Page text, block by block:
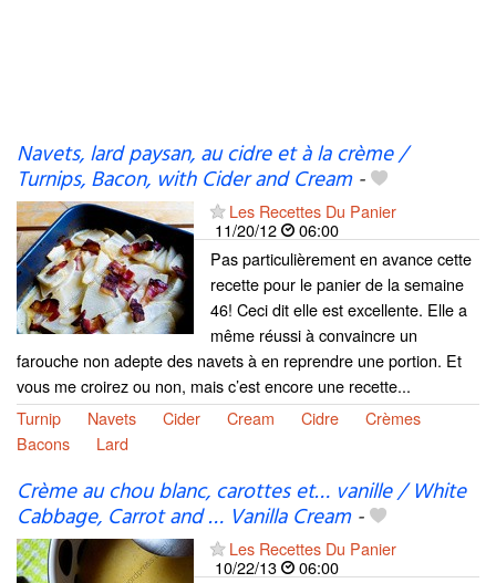
Navets, lard paysan, au cidre et à la crème /
Turnips, Bacon, with Cider and Cream-
Les Recettes Du Panier
11/20/12
06:00
Pas particulièrement en avance cette
recette pour le panier de la semaine
46! Ceci dit elle est excellente. Elle a
même réussi à convaincre un
farouche non adepte des navets à en reprendre une portion. Et
vous me croirez ou non, mais c’est encore une recette...
Turnip
Navets Cider Cream Cidre
Crèmes
Bacons
Lard
Crème au chou blanc, carottes et… vanille / White
Cabbage, Carrot and … Vanilla Cream-
Les Recettes Du Panier
10/22/13
06:00